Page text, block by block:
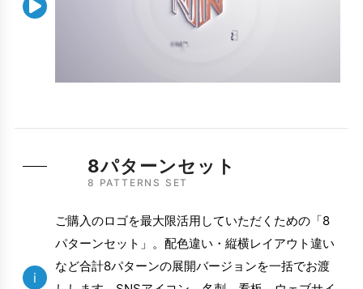

8パターンセット
8 PATTERNS SET
i
ご購入のロゴを最大限活用していただくための「8
パターンセット」。配色違い・縦横レイアウト違い
など合計8パターンの展開バージョンを一括でお渡